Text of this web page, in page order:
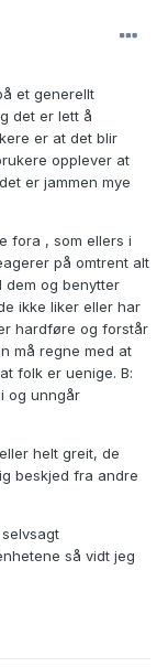
et generellt
det er lett å
er at det blir
opplever at
er jammen mye
fora , som ellers i
på omtrent alt
dem og benytter
ikke liker eller har
hardføre og forstår
må regne med at
folk er uenige. B:
og unngår
helt greit, de
beskjed fra andre
så vidt jeg